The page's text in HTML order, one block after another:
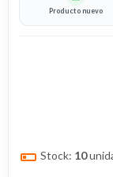
Producto nuevo
Stock: 10